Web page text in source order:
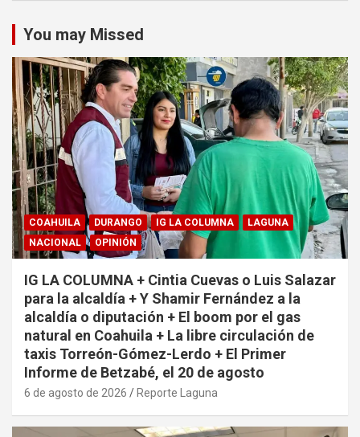
You may Missed
COAHUILA DURANGO IG LA COLUMNA
LAGUNA
NACIONAL
OPINIÓN
IG LA COLUMNA + Cintia Cuevas o Luis Salazar
para la alcaldía + Y Shamir Fernández a la
alcaldía o diputación + El boom por el gas
natural en Coahuila + La libre circulación de
taxis Torreón-Gómez-Lerdo + El Primer
Informe de Betzabé, el 20 de agosto
6 de agosto de 2026 Reporte Laguna